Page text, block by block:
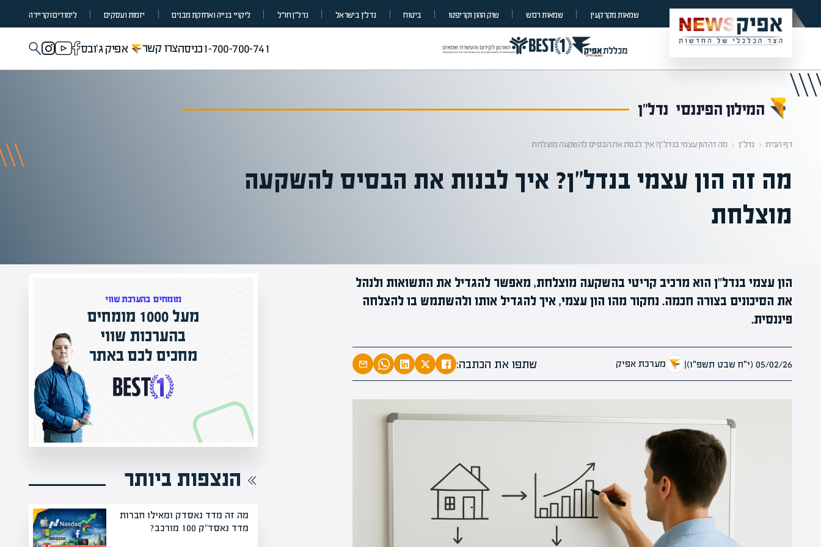
שמאות מקרקעין שמאות רכוש שוק ההון וקריפטו ביטוח נדל”ן בישראל נדל״ן חו״ל ליקויי בנייה ואחזקת מבנים יזמות ועסקים לימודים וקריירה
1-700-700-741כניסהצרו קשר אפיק ג'ובס
המילון הפיננסי נדל"ן
דף הבית ‹ נדל"ן ‹ מה זה הון עצמי בנדל"ן? איך לבנות את הבסיס להשקעה מוצלחת
מה זה הון עצמי בנדל"ן? איך לבנות את הבסיס להשקעה
מוצלחת
הון עצמי בנדל"ן הוא מרכיב קריטי בהשקעה מוצלחת, מאפשר להגדיל את התשואות ולנהל
את הסיכונים בצורה חכמה. נחקור מהו הון עצמי, איך להגדיל אותו ולהשתמש בו להצלחה
פיננסית.
05/02/26 (י״ח שבט תשפ״ו) | מערכת אפיק שתפו את הכתבה:
מומחים בהערכת שווי
מחכים לכם באתר
המרצים המובילים בישראל
מחכים לכם באפיק אקדמי
הנצפות ביותר
מה זה מדד נאסדק ומאילו חברות
מדד נאסד"ק 100 מורכב?